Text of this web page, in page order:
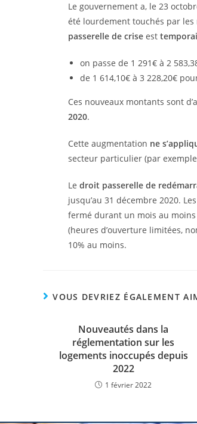
Le gouvernement a, le 23
été lourdement touchés par
passerelle de criseest
on passe de 1 291€ à 2
de 1 614,10€ à 3 228,20€
Ces nouveaux montants sont
2020.
Cette augmentation ne
secteur particulier (par
Le droit passerelle de
jusqu’au 31 décembre 2020.
fermé durant un mois au
(heures d’ouverture limitées,
10% au moins.
VOUS DEVRIEZ ÉGALEMENT
Nouveautés dans la
réglementation sur les
logements inoccupés depuis
2022
1 février 2022